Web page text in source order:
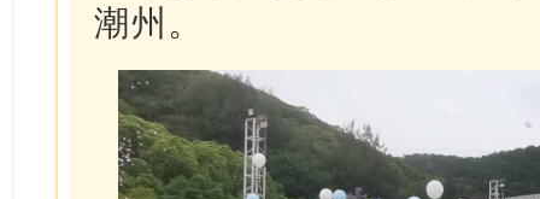
潮州。